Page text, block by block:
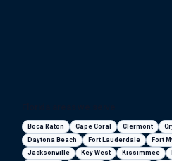
Boca Raton Cape Coral Clermont
Daytona Beach
Fort Lauderdale Fort
Jacksonville
Key West Kissimmee